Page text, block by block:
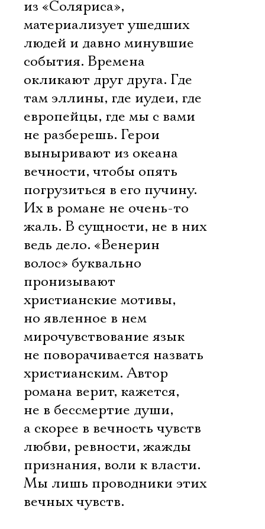
из «Соляриса»,
материализует ушедших
людей и давно минувшие
события. Времена
окликают друг друга. Где
там эллины, где иудеи, где
европейцы, где мы с вами 
не разберешь. Герои
выныривают из океана
вечности, чтобы опять
погрузиться в его пучину.
Их в романе не очень-то
жаль. В сущности, не в них
ведь дело. «Венерин
волос» буквально
пронизывают
христианские мотивы,
но явленное в нем
мирочувствование язык
не поворачивается назвать
христианским. Автор
романа верит, кажется,
не в бессмертие души,
а скорее в вечность чувств 
любви, ревности, жажды
признания, воли к власти.
Мы лишь проводники этих
вечных чувств.